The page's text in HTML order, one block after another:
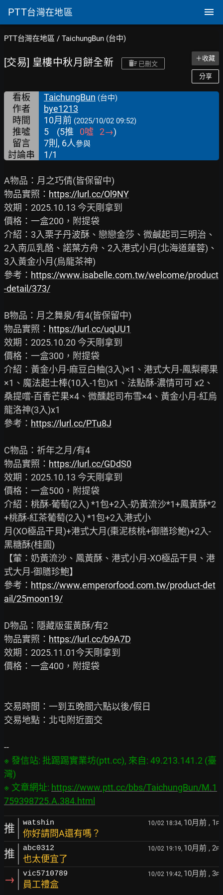
PTT台灣在地區
PTT台灣在地區 / TaichungBun (台中)
[交易] 皇樓中秋月餅全新 已刪文
＋收藏
分享
看板 TaichungBun (台中)
作者
bye1213
時間
10月前 (2025/10/02 09:52)
推噓 5 (5推 0噓 2→)
留言
7則, 6人參與
討論串 1/1
A物品：月之巧倩(皆保留中)
物品實照： https://lurl.cc/Ol9NY
效期：2025.10.13 今天剛拿到
價格：一盒200，附提袋
介紹：3入栗子丹波酥、戀戀金莎、微鹹起司三明治、
2入南瓜乳酪、諾葉方舟、2入港式小月(北海道蓮蓉)、
3入黃金小月(烏龍茶神)
參考： https://www.isabelle.com.tw/welcome/product
-detail/373/
B物品：月之舞泉/有4(皆保留中)
物品實照： https://lurl.cc/uqUU1
效期：2025.10.20 今天剛拿到
價格：一盒300，附提袋
介紹：黃金小月-麻豆白柚(3入)×1、港式大月-鳳梨椰果
×1、魔法起士棒(10入-1包)x1、法點酥-濃情可可 x2、
桑提嚐-百香芒果×4、微醺起司布雪×4、黃金小月-紅烏
龍洛神(3入)x1
參考： https://lurl.cc/PTu8J
C物品：祈年之月/有4
物品實照： https://lurl.cc/GDdS0
效期：2025.10.13 今天剛拿到
價格：一盒500，附提袋
介紹：桃酥-葡萄(2入) *1包+2入-奶黃流沙*1+鳳黃酥*2
+桃酥-紅茶葡萄(2入) *1包+2入港式小
月(XO極品干貝)+港式大月(棗泥核桃+御膳珍鮑)+2入-
黑糖酥(桂圓)
【葷：奶黃流沙、鳳黃酥、港式小月-XO極品干貝、港
式大月-御膳珍鮑】
參考： https://www.emperorfood.com.tw/product-det
ail/25moon19/
D物品：隱藏版蛋黃酥/有2
物品實照： https://lurl.cc/b9A7D
效期：2025.11.01今天剛拿到
價格：一盒400，附提袋
交易時間：一到五晚間六點以後/假日
交易地點：北屯附近面交
※ 發信站: 批踢踢實業坊(ptt.cc), 來自: 49.213.141.2 (臺
灣)
※ 文章網址: https://www.ptt.cc/bbs/TaichungBun/M.1
759398725.A.384.html
推 watshin 10/02 18:34, 10月前 , 1 F
你好請問A還有嗎？
推 abc0312 10/02 19:19, 10月前 , 2F
也太便宜了
→ vic5710789 10/02 19:42, 10月前 , 3F
員工禮盒